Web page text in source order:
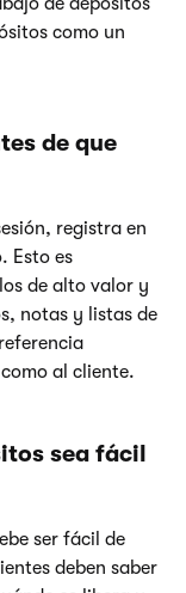
como un
de que
registra en
Esto es
de alto valor y
notas y listas de
al cliente.
sea fácil
ser fácil de
deben saber